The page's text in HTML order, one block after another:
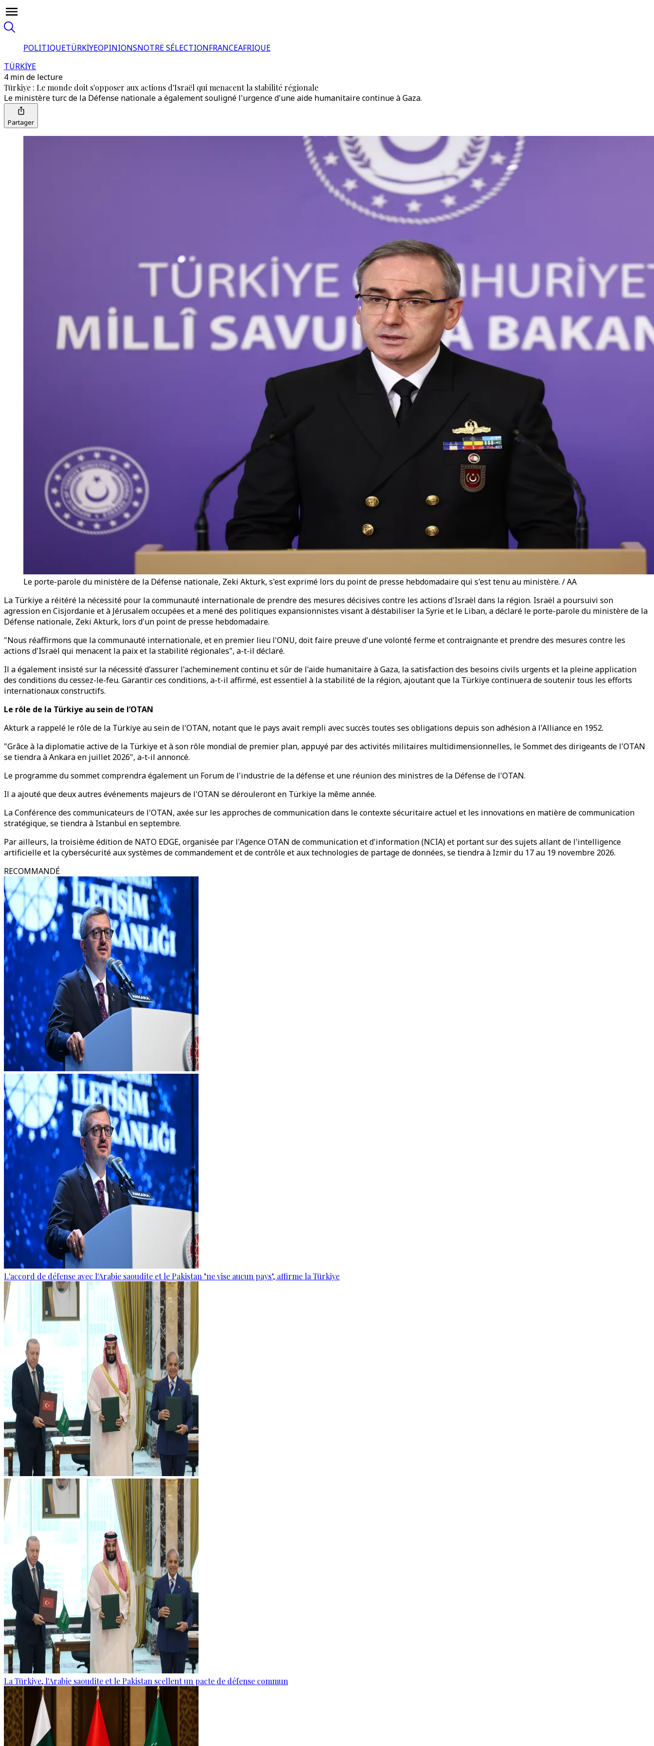
POLITIQUETÜRKİYEOPINIONSNOTRE SÉLECTIONFRANCEAFRIQUE
TÜRKİYE
4 min de lecture
Türkiye : Le monde doit s'opposer aux actions d'Israël qui menacent la stabilité régionale
Le ministère turc de la Défense nationale a également souligné l'urgence d'une aide humanitaire continue à Gaza.
Partager
Le porte-parole du ministère de la Défense nationale, Zeki Akturk, s'est exprimé lors du point de presse hebdomadaire qui s'est tenu au ministère. / AA
La Türkiye a réitéré la nécessité pour la communauté internationale de prendre des mesures décisives contre les actions d'Israël dans la région. Israël a poursuivi son
agression en Cisjordanie et à Jérusalem occupées et a mené des politiques expansionnistes visant à déstabiliser la Syrie et le Liban, a déclaré le porte-parole du ministère de la
Défense nationale, Zeki Akturk, lors d'un point de presse hebdomadaire.
"Nous réaffirmons que la communauté internationale, et en premier lieu l'ONU, doit faire preuve d'une volonté ferme et contraignante et prendre des mesures contre les
actions d'Israël qui menacent la paix et la stabilité régionales", a-t-il déclaré.
Il a également insisté sur la nécessité d'assurer l'acheminement continu et sûr de l'aide humanitaire à Gaza, la satisfaction des besoins civils urgents et la pleine application
des conditions du cessez-le-feu. Garantir ces conditions, a-t-il affirmé, est essentiel à la stabilité de la région, ajoutant que la Türkiye continuera de soutenir tous les efforts
internationaux constructifs.
Le rôle de la Türkiye au sein de l’OTAN
Akturk a rappelé le rôle de la Türkiye au sein de l'OTAN, notant que le pays avait rempli avec succès toutes ses obligations depuis son adhésion à l'Alliance en 1952.
"Grâce à la diplomatie active de la Türkiye et à son rôle mondial de premier plan, appuyé par des activités militaires multidimensionnelles, le Sommet des dirigeants de l'OTAN
se tiendra à Ankara en juillet 2026", a-t-il annoncé.
Le programme du sommet comprendra également un Forum de l'industrie de la défense et une réunion des ministres de la Défense de l'OTAN.
Il a ajouté que deux autres événements majeurs de l'OTAN se dérouleront en Türkiye la même année.
La Conférence des communicateurs de l'OTAN, axée sur les approches de communication dans le contexte sécuritaire actuel et les innovations en matière de communication
stratégique, se tiendra à Istanbul en septembre.
Par ailleurs, la troisième édition de NATO EDGE, organisée par l'Agence OTAN de communication et d'information (NCIA) et portant sur des sujets allant de l'intelligence
artificielle et la cybersécurité aux systèmes de commandement et de contrôle et aux technologies de partage de données, se tiendra à Izmir du 17 au 19 novembre 2026.
RECOMMANDÉ
L'accord de défense avec l'Arabie saoudite et le Pakistan "ne vise aucun pays", affirme la Türkiye
La Türkiye, l'Arabie saoudite et le Pakistan scellent un pacte de défense commun